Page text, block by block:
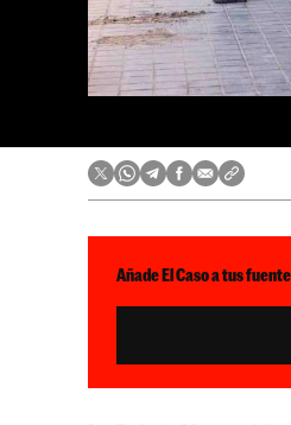
Añade El Caso a tus